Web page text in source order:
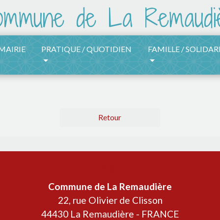
PRATIQUE / QUOTIDIEN FAMILLE /
Retour
Commune de La Remaudière
22, rue Olivier de Clisson
44430 La Remaudière - FRANCE